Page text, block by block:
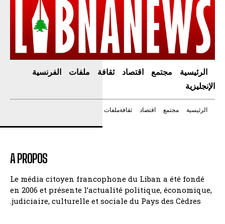
الرئيسية مجتمع اقتصاد ثقافة ملفات
الفرنسية
الإنجليزية
الرئيسية مجتمع اقتصاد ثقافةملفات
A PROPOS
Le média citoyen francophone du Liban a été fondé
en 2006 et présente l’actualité politique, économique,
judiciaire, culturelle et sociale du Pays des Cèdres.